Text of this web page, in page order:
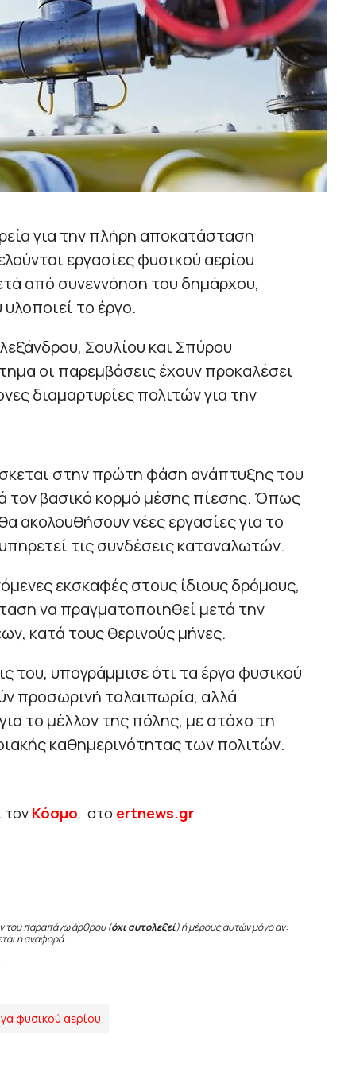
για την πλήρη αποκατάσταση
εργασίες φυσικού αερίου
από συνεννόηση του δημάρχου,
το έργο.
Σουλίου και Σπύρου
οι παρεμβάσεις έχουν προκαλέσει
διαμαρτυρίες πολιτών για την
στην πρώτη φάση ανάπτυξης του
τον βασικό κορμό μέσης πίεσης. Όπως
ακολουθήσουν νέες εργασίες για το
τις συνδέσεις καταναλωτών.
εκσκαφές στους ίδιους δρόμους,
να πραγματοποιηθεί μετά την
κατά τους θερινούς μήνες.
του, υπογράμμισε ότι τα έργα φυσικού
προσωρινή ταλαιπωρία, αλλά
το μέλλον της πόλης, με στόχο τη
καθημερινότητας των πολιτών.
τον Κόσμο, στο ertnews.gr
του παραπάνω άρθρου (όχι αυτολεξεί) ή μέρους αυτών μόνο αν:
η αναφορά.
φυσικού αερίου